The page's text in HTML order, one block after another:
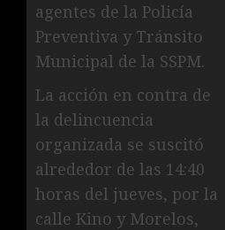
agentes de la Policía
Preventiva y Tránsito
Municipal de la SSPM.
La acción en contra de
la delincuencia
organizada se suscitó
alrededor de las 14:40
horas del jueves, por la
calle Kino y Morelos,